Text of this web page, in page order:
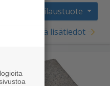
Tilaustuote
Näytä lisätiedot